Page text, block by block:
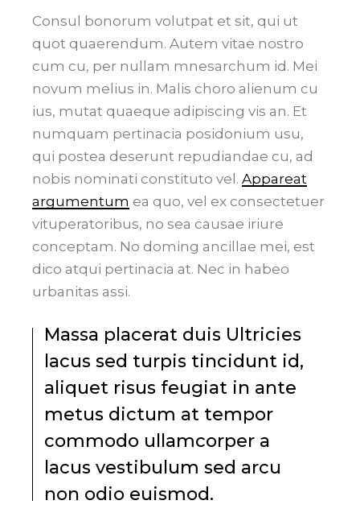
Consul bonorum volutpat et sit, qui ut
quot quaerendum. Autem vitae nostro
cum cu, per nullam mnesarchum id. Mei
novum melius in. Malis choro alienum cu
ius, mutat quaeque adipiscing vis an. Et
numquam pertinacia posidonium usu,
qui postea deserunt repudiandae cu, ad
nobis nominati constituto vel.Appareat
argumentum ea quo, vel ex consectetuer
vituperatoribus, no sea causae iriure
conceptam. No doming ancillae mei, est
dico atqui pertinacia at. Nec in habeo
urbanitas assi.
Massa placerat duis Ultricies
lacus sed turpis tincidunt id,
aliquet risus feugiat in ante
metus dictum at tempor
commodo ullamcorper a
lacus vestibulum sed arcu
non odio euismod.